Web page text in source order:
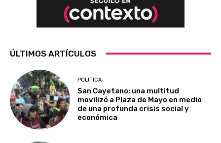
ÚLTIMOS ARTÍCULOS
POLITICA
San Cayetano: una multitud
movilizó a Plaza de Mayo en medio
de una profunda crisis social y
económica